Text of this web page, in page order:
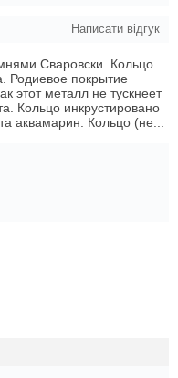
Написати відгук
Сваровски. Кольцо
Родиевое покрытие
этот металл не тускнеет
Кольцо инкрустировано
аквамарин. Кольцо (не...